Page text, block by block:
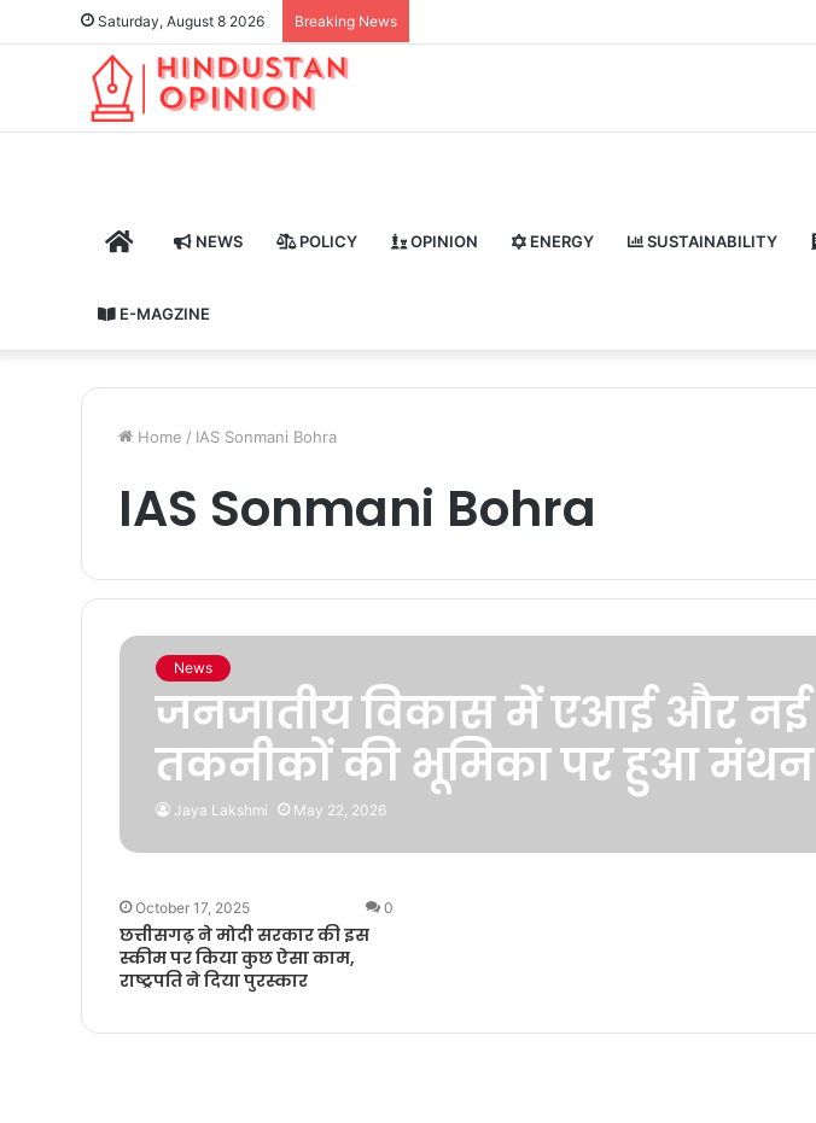
Saturday, August 8 2026 Breaking News
HOME NEWS POLICY OPINION ENERGY SUSTAINABILITY
E-MAGZINE
Home / IAS Sonmani Bohra
IAS Sonmani Bohra
News
जनजातीय विकास में एआई और नई
तकनीकों की भूमिका पर हुआ मंथन
Jaya Lakshmi May 22, 2026
October 17, 2025 0
छत्तीसगढ़ ने मोदी सरकार की इस
स्कीम पर किया कुछ ऐसा काम,
राष्ट्रपति ने दिया पुरस्कार